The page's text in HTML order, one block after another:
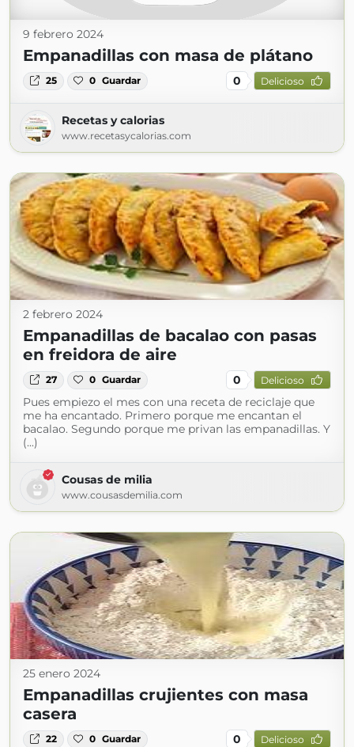
9 febrero 2024
Empanadillas con masa de plátano
25 0 Guardar 0 Delicioso
Recetas y calorias
www.recetasycalorias.com
2 febrero 2024
Empanadillas de bacalao con pasas
en freidora de aire
27 0 Guardar 0 Delicioso
Pues empiezo el mes con una receta de reciclaje que
me ha encantado. Primero porque me encantan el
bacalao. Segundo porque me privan las empanadillas. Y
(...)
Cousas de milia
www.cousasdemilia.com
25 enero 2024
Empanadillas crujientes con masa
casera
22 0 Guardar 0 Delicioso